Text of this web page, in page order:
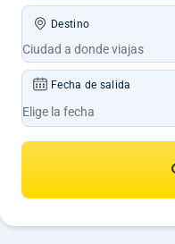
Destino
Fecha de salida